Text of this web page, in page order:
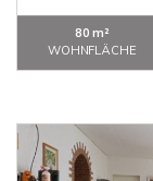
80 m²
WOHNFLÄCHE